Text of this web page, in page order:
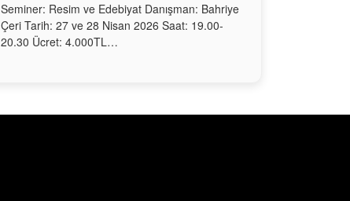
Seminer: Resim ve Edebiyat Danışman: Bahriye
Çeri Tarih: 27 ve 28 Nisan 2026 Saat: 19.00-
20.30 Ücret: 4.000TL…